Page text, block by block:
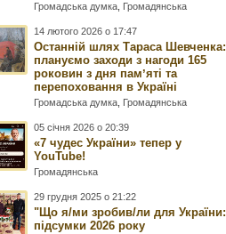
Громадська думка Громадянська
14 лютого 2026 о 17:47
Останній шлях Тараса Шевченка:
плануємо заходи з нагоди 165
роковин з дня памʼяті та
перепоховання в Україні
Громадська думка Громадянська
05 січня 2026 о 20:39
«7 чудес України» тепер у
YouTube!
Громадянська
29 грудня 2025 о 21:22
"Що я/ми зробив/ли для України:
підсумки 2026 року